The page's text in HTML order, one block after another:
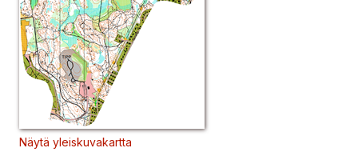
Näytä yleiskuvakartta